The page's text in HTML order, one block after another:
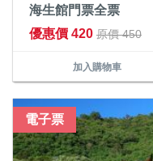
海生館門票全票
優惠價 420 原價 450
加入購物車
電子票